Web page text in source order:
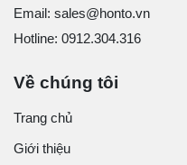
Email: sales@honto.vn
Hotline: 0912.304.316
Về chúng tôi
Trang chủ
Giới thiệu